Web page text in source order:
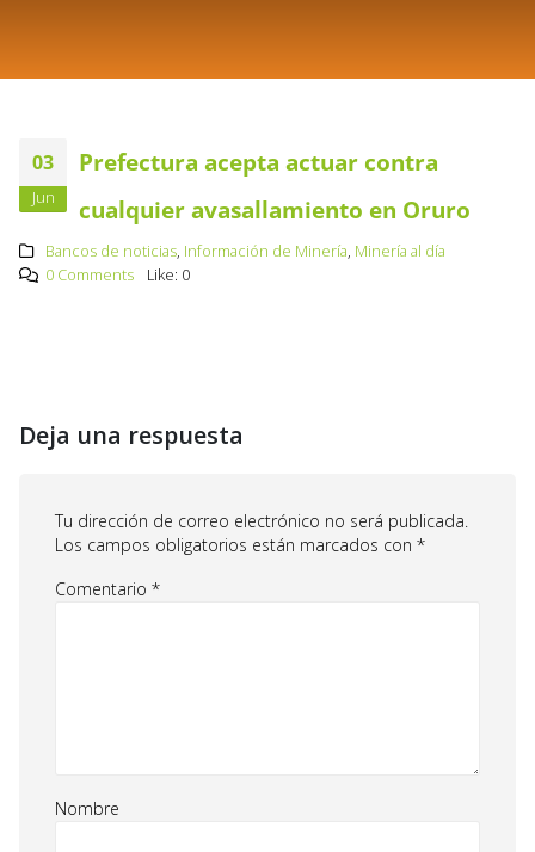
03
Jun
Prefectura acepta actuar contra
cualquier avasallamiento en Oruro
Bancos de noticias, Información de Minería, Minería al día
0 Comments
Like: 0
Deja una respuesta
Tu dirección de correo electrónico no será publicada.
Los campos obligatorios están marcados con *
Comentario *
Nombre